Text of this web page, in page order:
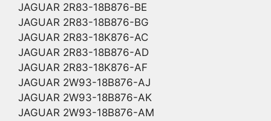
JAGUAR 2R83-18B876-BE
JAGUAR 2R83-18B876-BG
JAGUAR 2R83-18K876-AC
JAGUAR 2R83-18B876-AD
JAGUAR 2R83-18K876-AF
JAGUAR 2W93-18B876-AJ
JAGUAR 2W93-18B876-AK
JAGUAR 2W93-18B876-AM